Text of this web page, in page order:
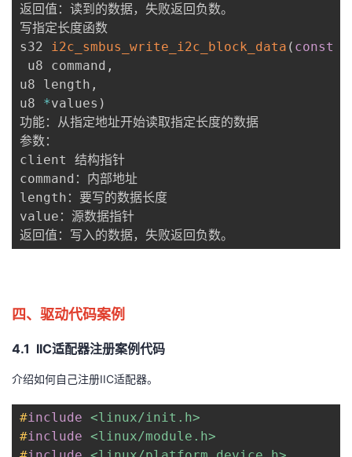
返回值：读到的数据，失败返回负数。
写指定长度函数
s32
i2c_smbus_write_i2c_block_data ( const
u8 command ,
u8 length ,
u8 *values )
功能：从指定地址开始读取指定长度的数据
参数：
client 结构指针
command：内部地址
length：要写的数据长度
value：源数据指针
四、驱动代码案例
4.1 IIC适配器注册案例代码
介绍如何自己注册IIC适配器。
#include <linux/init.h>
#include <linux/module.h>